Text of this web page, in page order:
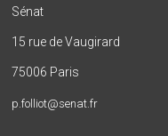
Sénat
15 rue de Vaugirard
75006 Paris
p.folliot@senat.fr